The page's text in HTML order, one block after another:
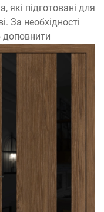
підготовані для
За необхідності